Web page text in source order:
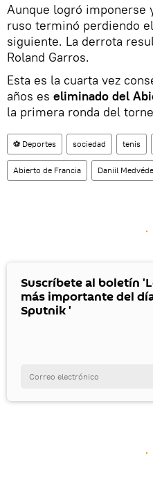
Aunque logró imponerse
ruso terminó perdiendo
siguiente. La derrota
Roland Garros.
Esta es la cuarta vez
años es eliminado del
la primera ronda del
⚽ Deportes sociedad tenis
Abierto de Francia Daniil
Suscríbete al boletín
más importante del
Sputnik '